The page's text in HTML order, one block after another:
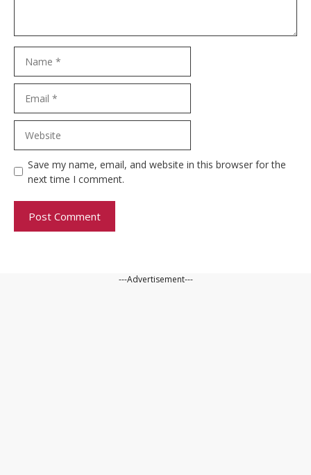
Save my name, email, and website in this browser for the
next time I comment.
---Advertisement---